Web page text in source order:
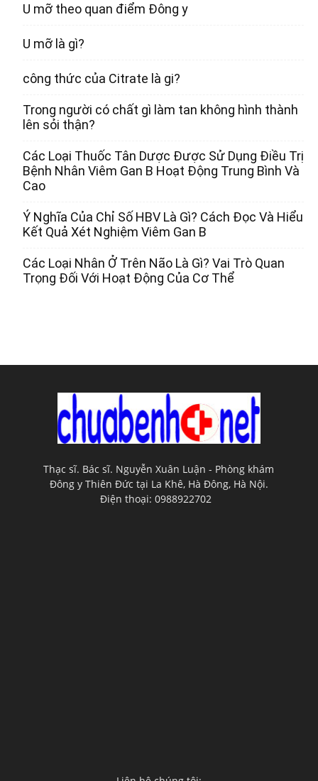
U mỡ theo quan điểm Đông y
U mỡ là gì?
công thức của Citrate là gi?
Trong người có chất gì làm tan không hình thành
lên sỏi thận?
Các Loại Thuốc Tân Dược Được Sử Dụng Điều Trị
Bệnh Nhân Viêm Gan B Hoạt Động Trung Bình Và
Cao
Ý Nghĩa Của Chỉ Số HBV Là Gì? Cách Đọc Và Hiểu
Kết Quả Xét Nghiệm Viêm Gan B
Các Loại Nhân Ở Trên Não Là Gì? Vai Trò Quan
Trọng Đối Với Hoạt Động Của Cơ Thể
Thạc sĩ. Bác sĩ. Nguyễn Xuân Luận - Phòng khám
Đông y Thiên Đức tại La Khê, Hà Đông, Hà Nội.
Điện thoại: 0988922702